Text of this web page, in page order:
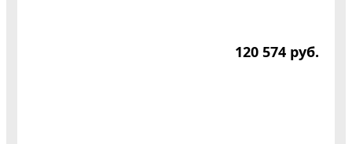
120 574 руб.